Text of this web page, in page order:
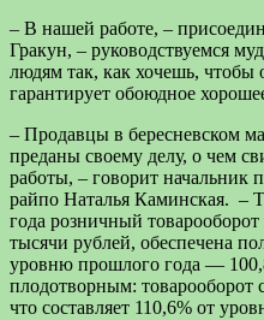
– В нашей работе, –
Гракун, – руководствуемся
людям так, как хочешь, чтобы
гарантирует обоюдное
– Продавцы в бересневском
преданы своему делу, о чем
работы, – говорит начальник
райпо Наталья Каминская. –
года розничный
тысячи рублей, обеспечена
уровню прошлого года —
плодотворным: товарооборот
что составляет 110,6% от